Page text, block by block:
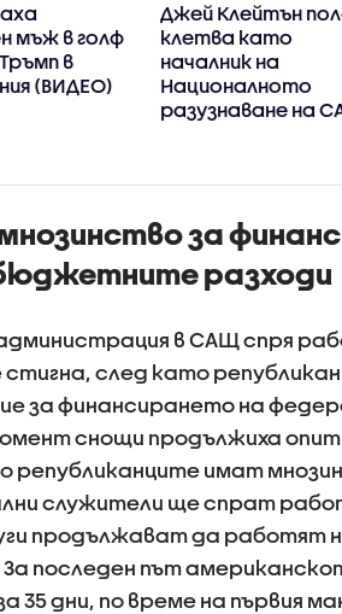
мъж в голф
в
(ВИДЕО)
Джей Клейтън
клетва като
началник на
Националното
разузнаване на
за
разходи
в САЩ спря
след като
за финансирането на
снощи продължиха
републиканците имат
служители ще спрат
продължават да работят
За последен път
35 дни, по време на първия